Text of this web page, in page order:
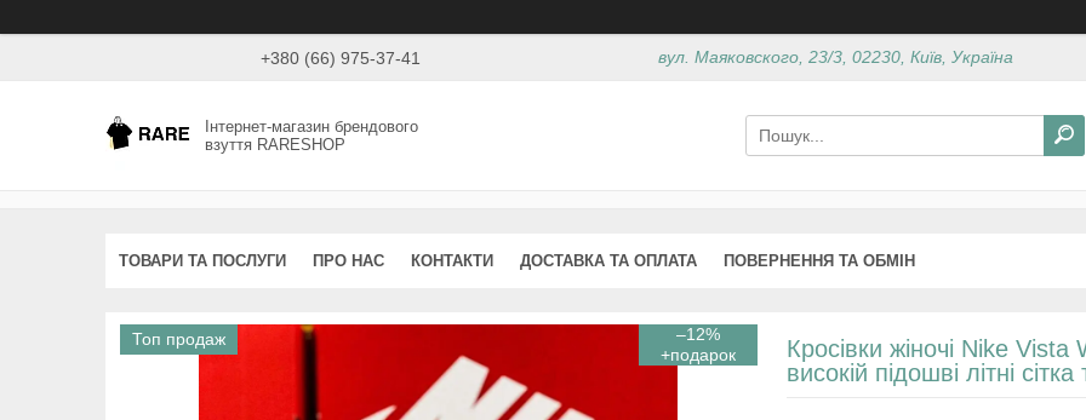
+380 (66) 975-37-41 вул. Маяковского, 23/3, 02230, Київ, Україна
Інтернет-магазин брендового
взуття RARESHOP
ТОВАРИ ТА ПОСЛУГИ ПРО НАС КОНТАКТИ ДОСТАВКА ТА ОПЛАТА ПОВЕРНЕННЯ ТА ОБМІН
Топ продаж –12%
Кросівки жіночі Nike Vista
високій підошві літні